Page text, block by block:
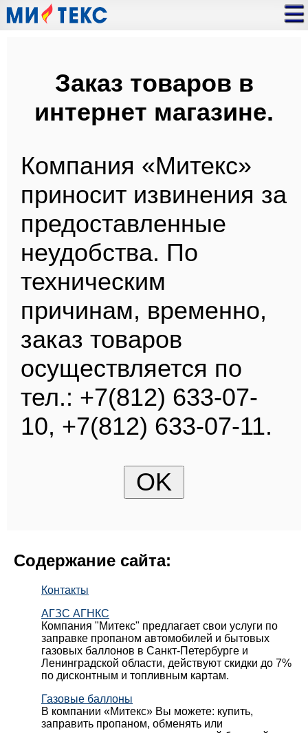
Заказ товаров в
интернет магазине.
Компания «Митекс»
приносит извинения за
предоставленные
неудобства. По
техническим
причинам, временно,
заказ товаров
осуществляется по
тел.: +7(812) 633-07-
10, +7(812) 633-07-11.
Содержание сайта:
Контакты
АГЗС АГНКС
Компания "Митекс" предлагает свои услуги по
заправке пропаном автомобилей и бытовых
газовых баллонов в Санкт-Петербурге и
Ленинградской области, действуют скидки до 7%
по дисконтным и топливным картам.
Газовые баллоны
В компании «Митекс» Вы можете: купить,
заправить пропаном, обменять или